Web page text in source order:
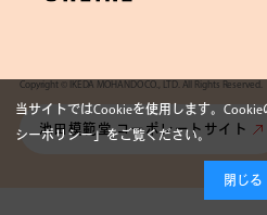
池田模範堂 コーポレートサイト
Copyright © IKEDA MOHANDO CO., LTD. All Rights Reserved.
当サイトではCookieを使用します。
シーポリシー」をご覧ください。
閉じる